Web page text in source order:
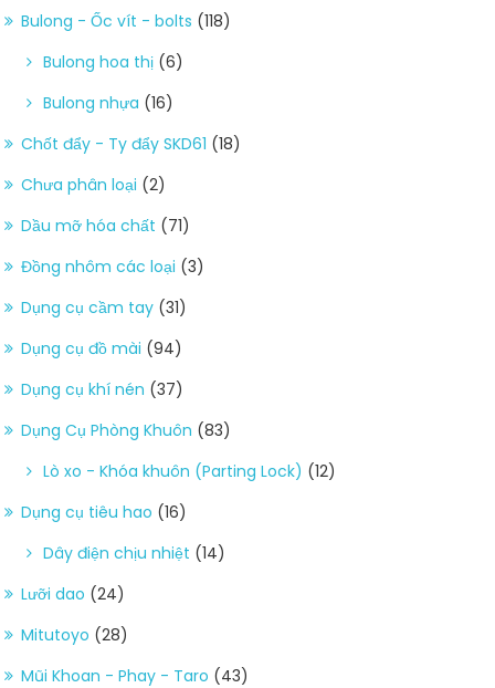
Bulong - Ốc vít - bolts (118)
Bulong hoa thị (6)
Bulong nhựa (16)
Chốt đẩy - Ty đẩy SKD61 (18)
Chưa phân loại (2)
Dầu mỡ hóa chất (71)
Đồng nhôm các loại (3)
Dụng cụ cầm tay (31)
Dụng cụ đồ mài (94)
Dụng cụ khí nén (37)
Dụng Cụ Phòng Khuôn (83)
Lò xo - Khóa khuôn (Parting Lock) (12)
Dụng cụ tiêu hao (16)
Dây điện chịu nhiệt (14)
Lưỡi dao (24)
Mitutoyo (28)
Mũi Khoan - Phay - Taro (43)